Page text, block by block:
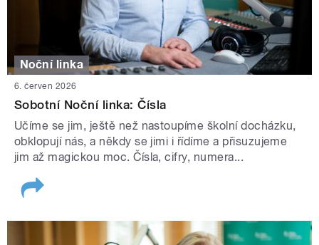
Noční linka
6. červen 2026
Sobotní Noční linka: Čísla
Učíme se jim, ještě než nastoupíme školní docházku,
obklopují nás, a někdy se jimi i řídíme a přisuzujeme
jim až magickou moc. Čísla, cifry, numera...